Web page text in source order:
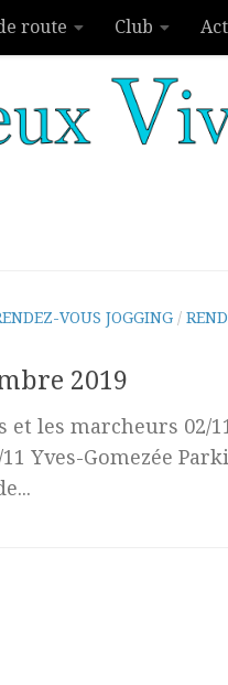
route Club
VOUS JOGGING /
2019
et les marcheurs 02/
11 Yves-Gomezée